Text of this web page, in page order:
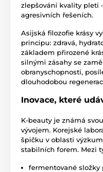
zlepšování kvality pleti
agresivních řešeních.
Asijská filozofie krásy
principu: zdravá,
základem přirozené
silnými zásahy se
obranyschopnosti,
dlouhodobou
Inovace, které
K-beauty je známá
vývojem. Korejské
špičku v oblasti
stabilních forem. Mezi
fermentované